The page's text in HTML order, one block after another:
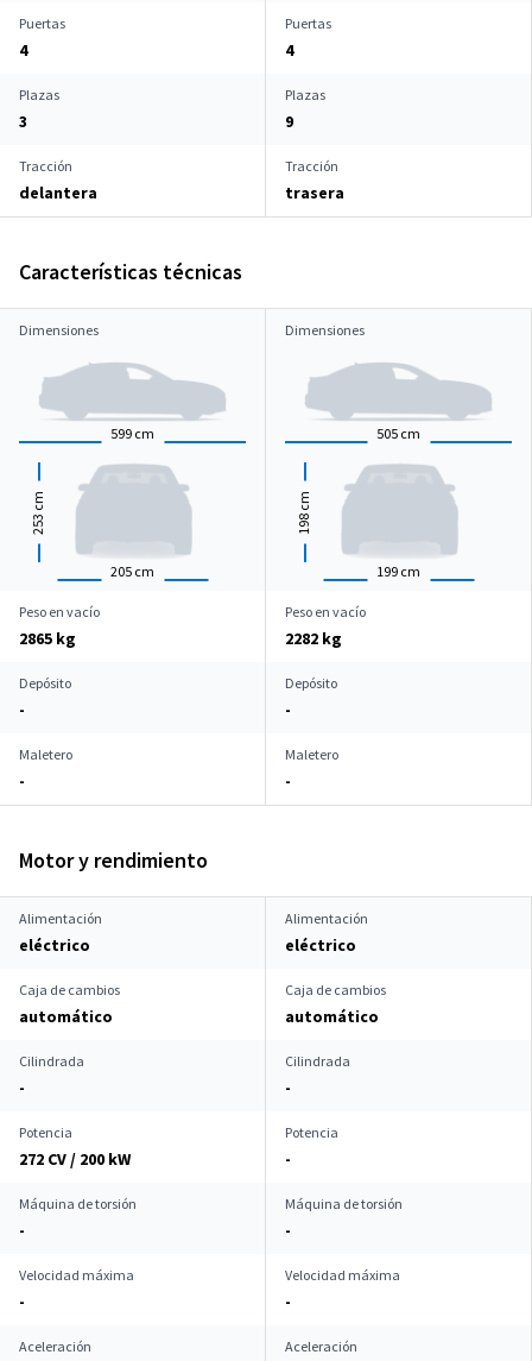
Puertas
4
Puertas
4
Plazas
3
Plazas
9
Tracción
delantera
Tracción
trasera
Características técnicas
Dimensiones
599 cm
205 cm
253
cm
Dimensiones
505 cm
199 cm
198
cm
Peso en vacío
2865 kg
Peso en vacío
2282 kg
Depósito
-
Depósito
-
Maletero
-
Maletero
-
Motor y rendimiento
Alimentación
eléctrico
Alimentación
eléctrico
Caja de cambios
automático
Caja de cambios
automático
Cilindrada
-
Cilindrada
-
Potencia
272 CV / 200 kW
Potencia
-
Máquina de torsión
-
Máquina de torsión
-
Velocidad máxima
-
Velocidad máxima
-
Aceleración Aceleración